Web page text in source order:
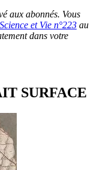
aux abonnés. Vous
et Vie n°223 au
dans votre
SURFACE